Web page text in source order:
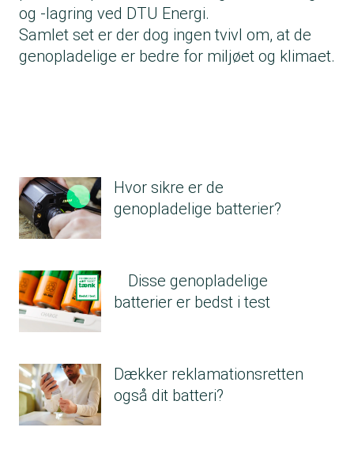
og -lagring ved DTU Energi.
Samlet set er der dog ingen tvivl om, at de
genopladelige er bedre for miljøet og klimaet.
Hvor sikre er de
genopladelige batterier?
Disse genopladelige
batterier er bedst i test
Dækker reklamationsretten
også dit batteri?